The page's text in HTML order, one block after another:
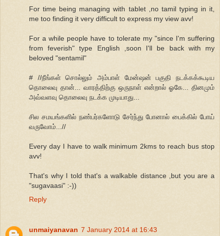
For time being managing with tablet ,no tamil typing in it,
me too finding it very difficult to express my view avv!
For a while people have to tolerate my "since I'm suffering
from feverish" type English ,soon I'll be back with my
beloved "sentamil"
# //நீங்கள் சொல்லும் அம்பாள் மேன்ஷன் பகுதி நடக்கக்கூடிய
தொலைவு தான்... வாரத்திற்கு ஒருநாள் என்றால் ஓகே... தினமும்
அவ்வளவு தொலைவு நடக்க முடியாது...
சில சமயங்களில் நண்பர்களோடு சேர்ந்து போனால் பைக்கில் போய்
வருவோம்...//
Every day I have to walk minimum 2kms to reach bus stop
avv!
That's why I told that's a walkable distance ,but you are a
"sugavaasi" :-))
Reply
unmaiyanavan 7 January 2014 at 16:43